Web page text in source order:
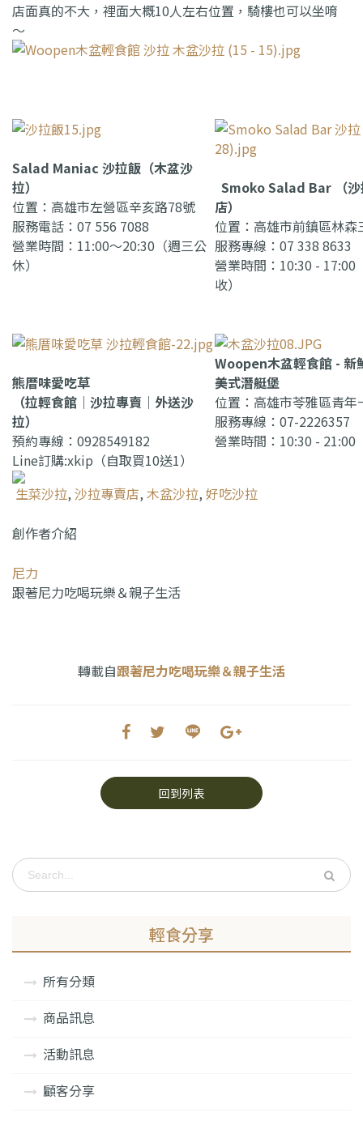
店面真的不大，裡面大概10人左右位置，騎樓也可以坐唷
～
Salad Maniac 沙拉飯（木盆沙
拉）
位置：高雄市左營區辛亥路78號
服務電話：07 556 7088
營業時間：11:00～20:30（週三公
休）
Smoko Salad Bar （沙
店）
位置：高雄市前鎮區林森
服務專線：07 338 8633
營業時間：10:30 - 17:00
收）
熊厝味愛吃草
（拉輕食館｜沙拉專賣｜外送沙
拉）
預約專線：0928549182
Line訂購:xkip（自取買10送1）
Woopen木盆輕食館 -
美式潛艇堡
位置：高雄市苓雅區青年
服務專線：07-2226357
營業時間：10:30 - 21:00
生菜沙拉, 沙拉專賣店, 木盆沙拉, 好吃沙拉
創作者介紹
尼力
跟著尼力吃喝玩樂＆親子生活
轉載自跟著尼力吃喝玩樂＆親子生活
回到列表
輕食分享
所有分類
商品訊息
活動訊息
顧客分享